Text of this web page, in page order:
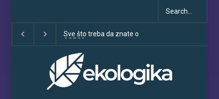
Sve što treba da znate o
COP30